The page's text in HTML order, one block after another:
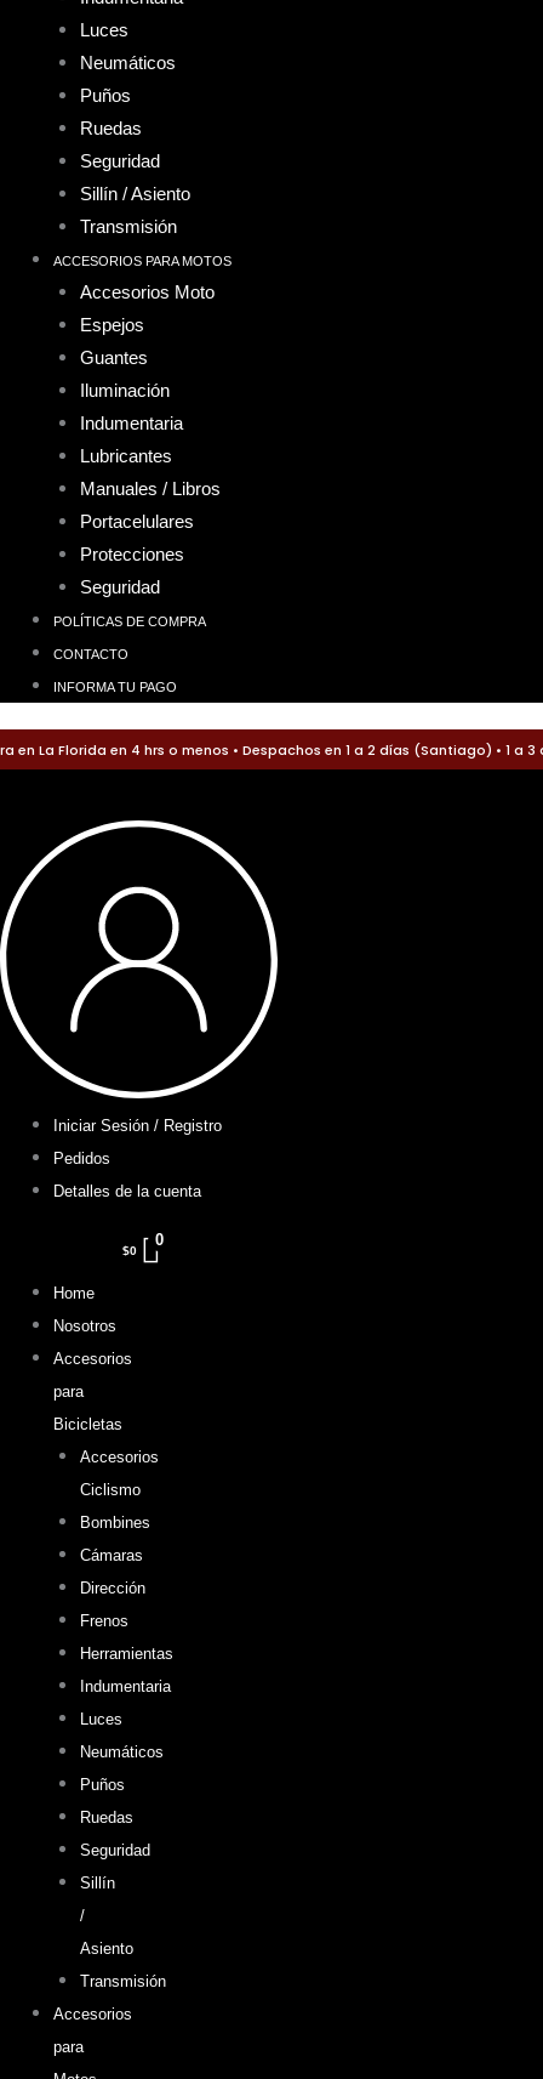
Luces
Neumáticos
Puños
Ruedas
Seguridad
Sillín / Asiento
Transmisión
ACCESORIOS PARA MOTOS
Accesorios Moto
Espejos
Guantes
Iluminación
Indumentaria
Lubricantes
Manuales / Libros
Portacelulares
Protecciones
Seguridad
POLÍTICAS DE COMPRA
CONTACTO
INFORMA TU PAGO
Florida en 4 hrs o menos • Despachos en 1 a 2 días (Santiago) • 1 a 3
Iniciar Sesión / Registro
Pedidos
Detalles de la cuenta
$0
0
Home
Nosotros
Accesorios
para
Bicicletas
Accesorios
Ciclismo
Bombines
Cámaras
Dirección
Frenos
Herramientas
Indumentaria
Luces
Neumáticos
Puños
Ruedas
Seguridad
Sillín
/
Asiento
Transmisión
Accesorios
para